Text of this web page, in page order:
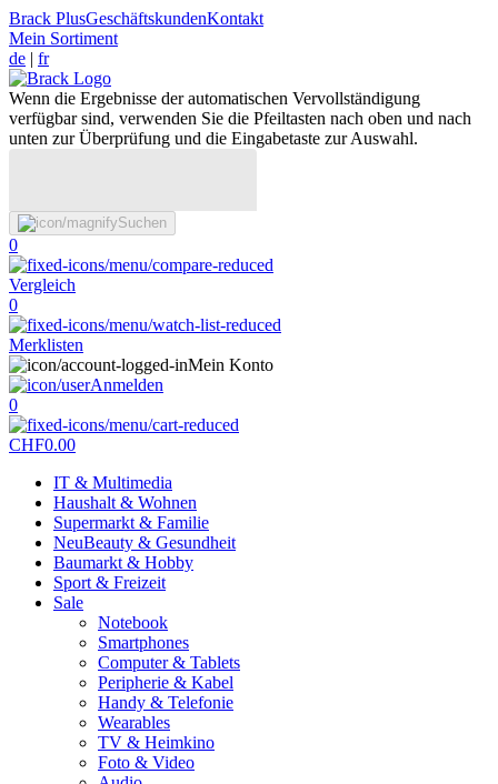
Brack PlusGeschäftskundenKontakt
Mein Sortiment
de | fr
Wenn die Ergebnisse der automatischen Vervollständigung
verfügbar sind, verwenden Sie die Pfeiltasten nach oben und nach
unten zur Überprüfung und die Eingabetaste zur Auswahl.
Suchen
0
Vergleich
0
Merklisten
Mein Konto
Anmelden
0
CHF0.00
IT & Multimedia
Haushalt & Wohnen
Supermarkt & Familie
NeuBeauty & Gesundheit
Baumarkt & Hobby
Sport & Freizeit
Sale
Notebook
Smartphones
Computer & Tablets
Peripherie & Kabel
Handy & Telefonie
Wearables
TV & Heimkino
Foto & Video